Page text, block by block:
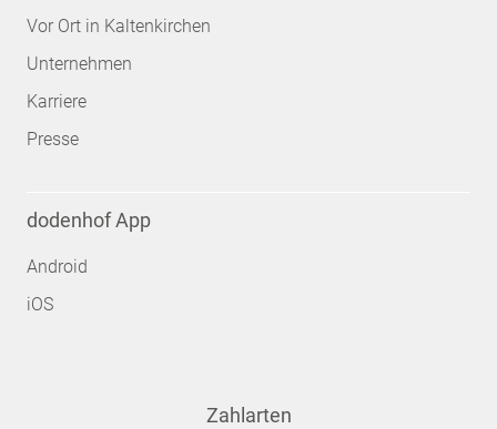
Vor Ort in Kaltenkirchen
Unternehmen
Karriere
Presse
dodenhof App
Android
iOS
Zahlarten